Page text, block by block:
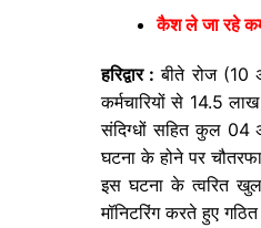
p
कैश ले जा रहे
हरिद्वार : बीते रोज (10
कर्मचारियों से 14.5
संदिग्धों सहित कुल 04
घटना के होने पर
इस घटना के त्वरित
मॉनिटरिंग करते हुए